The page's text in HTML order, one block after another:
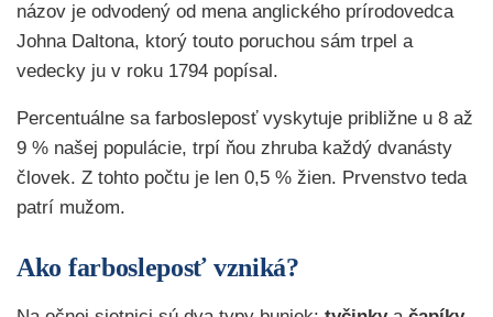
názov je odvodený od mena anglického prírodovedca
Johna Daltona, ktorý touto poruchou sám trpel a
vedecky ju v roku 1794 popísal.
Percentuálne sa farbosleposť vyskytuje približne u 8 až
9 % našej populácie, trpí ňou zhruba každý dvanásty
človek. Z tohto počtu je len 0,5 % žien. Prvenstvo teda
patrí mužom.
Ako farbosleposť vzniká?